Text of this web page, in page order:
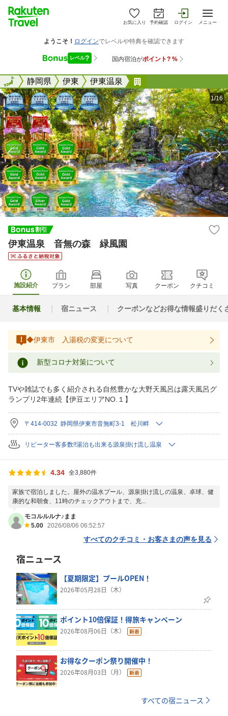
お気に入り 予約確認 ログイン メニュー
全国静岡県 伊東 伊東温泉
全国
1/16
伊東温泉 音無の森 緑風園
施設紹介 プラン 部屋 写真 クーポン クチコミ
基本情報 宿ニュース クーポンなどお得な情報盛りだく
◆伊東市 入湯税の変更について
新型コロナ対策について
TVや雑誌でも多く紹介される自然豊かな大野天風呂は露天風呂グ
ランプリ2年連続【伊豆エリアNO.１】
〒414-0032 静岡県伊東市音無町3-1 松川畔
リピーター客多数!!湯治も出来る源泉掛け流し温泉
4.34 全3,880件
家族で宿泊しました。屋外の温水プール、源泉掛け流しの温泉、卓球、健
康的な和朝食、11時のチェックアウトまで、充...
モコルルルナ♪まま
5.00 2026/08/06 06:52:57
すべてのクチコミ・お客さまの声を見る
宿ニュース
【夏期限定】プールOPEN！
2026年05月28日（木）
ポイント10倍保証！得旅キャンペーン
2026年08月06日（木）
お得なクーポン祭り開催中！
2026年08月03日（月）
すべての宿ニュース